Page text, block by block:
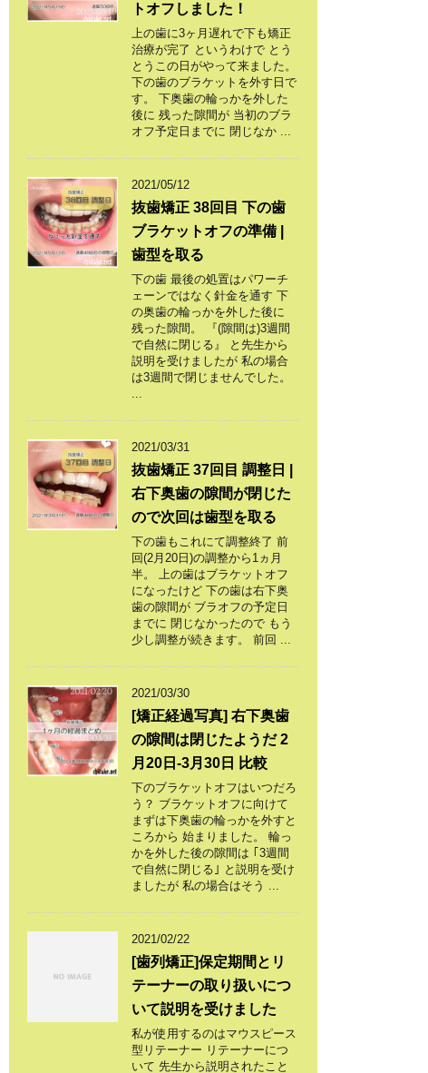
トオフしました！
上の歯に3ヶ月遅れで下も矯正
治療が完了 というわけで とう
とうこの日がやって来ました。
下の歯のブラケットを外す日で
す。 下奥歯の輪っかを外した
後に 残った隙間が 当初のブラ
オフ予定日までに 閉じなか ...
2021/05/12
抜歯矯正 38回目 下の歯
ブラケットオフの準備 |
歯型を取る
下の歯 最後の処置はパワーチ
ェーンではなく針金を通す 下
の奥歯の輪っかを外した後に
残った隙間。 『(隙間は)3週間
で自然に閉じる』 と先生から
説明を受けましたが 私の場合
は3週間で閉じませんでした。
...
2021/03/31
抜歯矯正 37回目 調整日 |
右下奥歯の隙間が閉じた
ので次回は歯型を取る
下の歯もこれにて調整終了 前
回(2月20日)の調整から1ヵ月
半。 上の歯はブラケットオフ
になったけど 下の歯は右下奥
歯の隙間が ブラオフの予定日
までに 閉じなかったので もう
少し調整が続きます。 前回 ...
2021/03/30
[矯正経過写真] 右下奥歯
の隙間は閉じたようだ 2
月20日-3月30日 比較
下のブラケットオフはいつだろ
う？ ブラケットオフに向けて
まずは下奥歯の輪っかを外すと
ころから 始まりました。 輪っ
かを外した後の隙間は ｢3週間
で自然に閉じる｣ と説明を受け
ましたが 私の場合はそう ...
2021/02/22
[歯列矯正]保定期間とリ
テーナーの取り扱いにつ
いて説明を受けました
私が使用するのはマウスピース
型リテーナー リテーナーにつ
いて 先生から説明されたこと